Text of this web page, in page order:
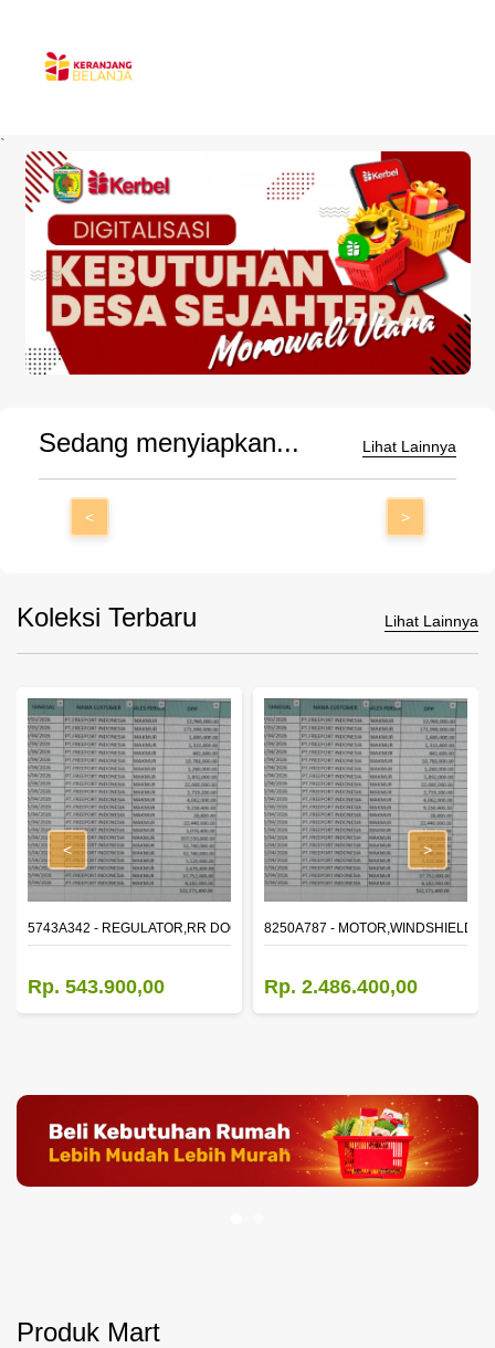
`
Sedang menyiapkan... Lihat Lainnya
< >
Koleksi Terbaru Lihat Lainnya
WINDOW,LH
5743A342 - REGULATOR,RR DOOR WINDOW,RH
Rp. 543.900,00
8250A787 - MOTOR,WINDSHIELD
Rp. 2.486.400,00
< >
Produk Mart